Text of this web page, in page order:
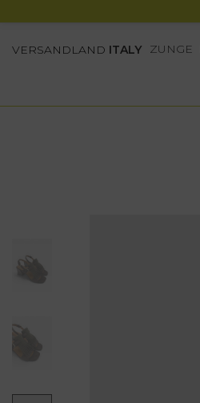
VERSANDLAND ITALY ZUNGE